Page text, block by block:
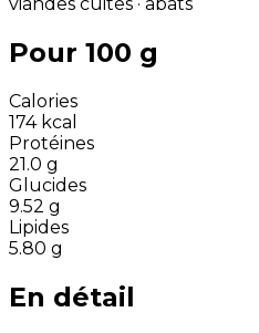
Pour 100 g
Calories
174 kcal
Protéines
21.0 g
Glucides
9.52 g
Lipides
5.80 g
En détail